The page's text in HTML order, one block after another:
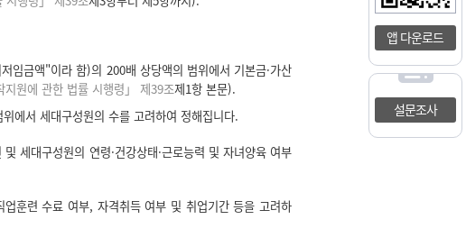
앱 다운로드
설문조사
임금액"이라 함)의 200배 상당액의 범위에서 기본금·가산
지원에 관한 법률 시행령」 제39조제1항 본문).
에서 세대구성원의 수를 고려하여 정해집니다.
세대구성원의 연령·건강상태·근로능력 및 자녀양육 여부
훈련 수료 여부, 자격취득 여부 및 취업기간 등을 고려하